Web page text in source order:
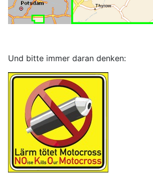
Und bitte immer daran denken: